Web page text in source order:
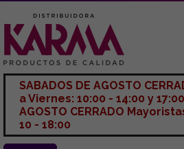
SABADOS DE AGOSTO
a Viernes: 10:00 - 14:00 y
AGOSTO CERRADO
10 - 18:00